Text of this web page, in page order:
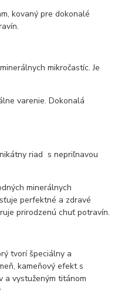
kovaný pre dokonalé
mikročastíc. Je
varenie. Dokonalá
riad s nepriľnavou
minerálnych
perfektné a zdravé
prirodzenú chuť potravín.
tvorí špeciálny a
kameňový efekt s
a vystuženým titánom